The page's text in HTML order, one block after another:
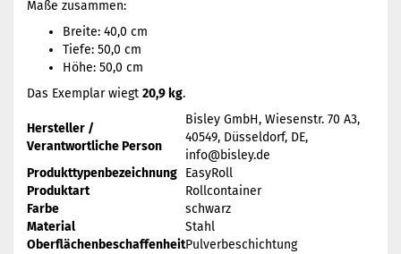
Maße zusammen:
Breite: 40,0 cm
Tiefe: 50,0 cm
Höhe: 50,0 cm
Das Exemplar wiegt 20,9 kg.
Hersteller /
Verantwortliche Person
Bisley GmbH, Wiesenstr. 70 A3,
40549, Düsseldorf, DE,
info@bisley.de
Produkttypenbezeichnung EasyRoll
Produktart
Rollcontainer
Farbe
schwarz
Material
Stahl
OberflächenbeschaffenheitPulverbeschichtung